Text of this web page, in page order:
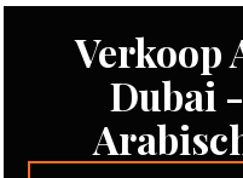
Verkoop
Dubai